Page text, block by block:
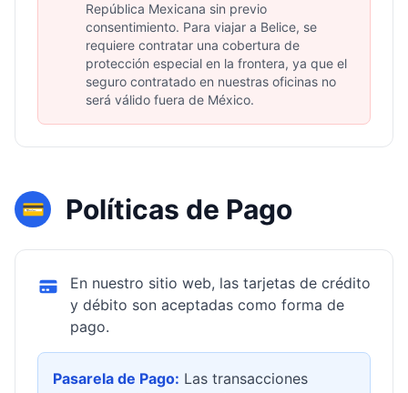
República Mexicana sin previo
consentimiento. Para viajar a Belice, se
requiere contratar una cobertura de
protección especial en la frontera, ya que el
seguro contratado en nuestras oficinas no
será válido fuera de México.
💳 Políticas de Pago
En nuestro sitio web, las tarjetas de crédito
y débito son aceptadas como forma de
pago.
Pasarela de Pago: Las transacciones